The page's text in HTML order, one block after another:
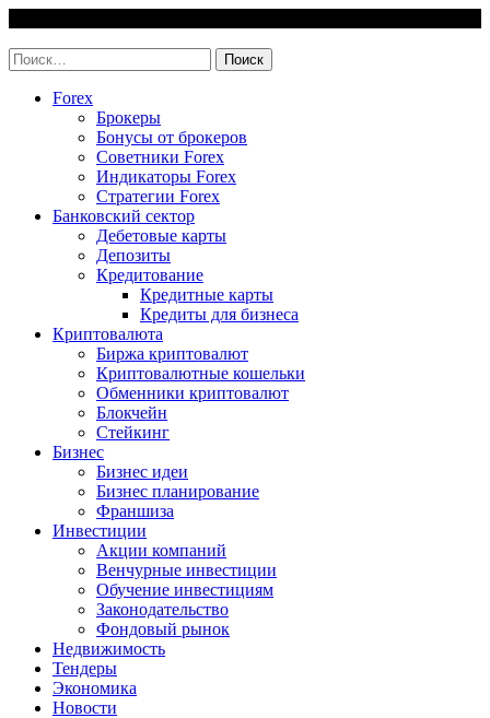
content
Найти:
Forex
Брокеры
Бонусы от брокеров
Советники Forex
Индикаторы Forex
Стратегии Forex
Банковский сектор
Дебетовые карты
Депозиты
Кредитование
Кредитные карты
Кредиты для бизнеса
Криптовалюта
Биржа криптовалют
Криптовалютные кошельки
Обменники криптовалют
Блокчейн
Стейкинг
Бизнес
Бизнес идеи
Бизнес планирование
Франшиза
Инвестиции
Акции компаний
Венчурные инвестиции
Обучение инвестициям
Законодательство
Фондовый рынок
Недвижимость
Тендеры
Экономика
Новости